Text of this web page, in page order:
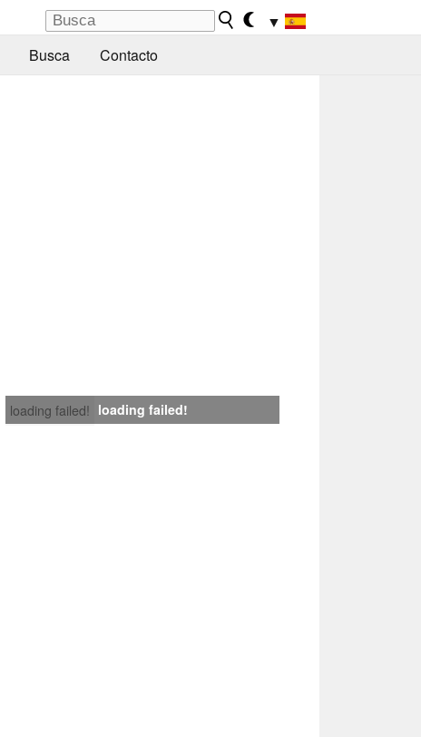
▼
Busca Contacto
loading failed! loading failed!